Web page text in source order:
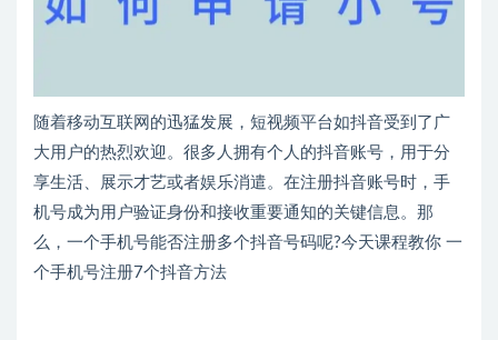
随着移动互联网的迅猛发展，短视频平台如抖音受到了广
大用户的热烈欢迎。很多人拥有个人的抖音账号，用于分
享生活、展示才艺或者娱乐消遣。在注册抖音账号时，手
机号成为用户验证身份和接收重要通知的关键信息。那
么，一个手机号能否注册多个抖音号码呢?今天课程教你 一
个手机号注册7个抖音方法